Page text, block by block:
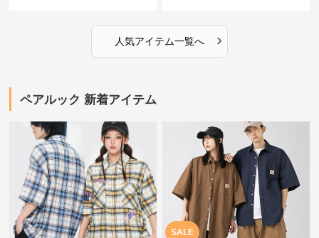
人気アイテム一覧へ ›
ペアルック 新着アイテム
SALE